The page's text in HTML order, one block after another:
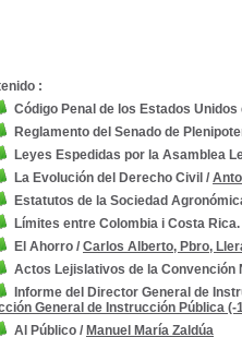
:
Código Penal de los Estados
Reglamento del Senado de
Leyes Espedidas por la Asamblea
La Evolución del Derecho Civil /
Estatutos de la Sociedad
Límites entre Colombia i Costa Rica.
El Ahorro / Carlos Alberto, Pbro,
Actos Lejislativos de la Convención
Informe del Director General de
General de Instrucción Pública (-
Al Público / Manuel María Zaldúa